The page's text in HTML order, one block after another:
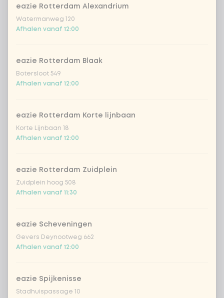
zilvervlies rijst
ramen noedels
udon noedels
ramen volkoren noedels
extra groente
babymaïs
broccoli
eazie Rotterdam Alexandrium
Watermanweg 120
Afhalen vanaf 12:00
eazie Rotterdam Blaak
Botersloot 549
Afhalen vanaf 12:00
eazie Rotterdam Korte lijnbaan
Korte Lijnbaan 18
Afhalen vanaf 12:00
eazie Rotterdam Zuidplein
Zuidplein hoog 508
Afhalen vanaf 11:30
eazie Scheveningen
Gevers Deynootweg 662
Afhalen vanaf 12:00
eazie Spijkenisse
Stadhuispassage 10